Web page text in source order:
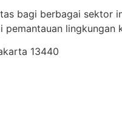
bagi berbagai sektor
lingkungan
13440